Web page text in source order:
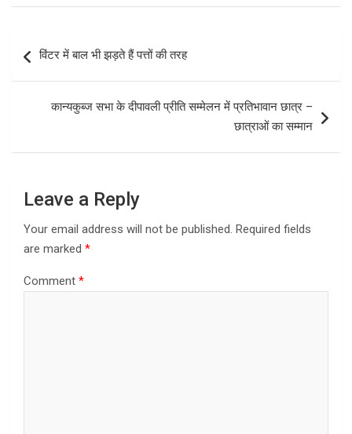
ce
b
o
o
k
st
o
d
o
n
ail ar
e
navigation
विंटर में बाल भी झड़ते हैं पत्तों की तरह
कान्यकुब्ज सभा के दीपावली प्रीति सम्मेलन में प्रतिभावान छात्र –
छात्राओं का सम्मान
Leave a Reply
Your email address will not be published. Required fields
are marked *
Comment *